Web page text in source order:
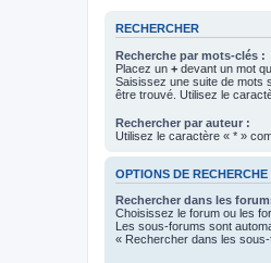
RECHERCHER
Recherche par mots-clés :
Placez un + devant un mot
Saisissez une suite de mots
être trouvé. Utilisez le
Rechercher par auteur :
Utilisez le caractère « * »
OPTIONS DE RECHERCHE
Rechercher dans les
Choisissez le forum ou les
Les sous-forums sont
« Rechercher dans les sous-